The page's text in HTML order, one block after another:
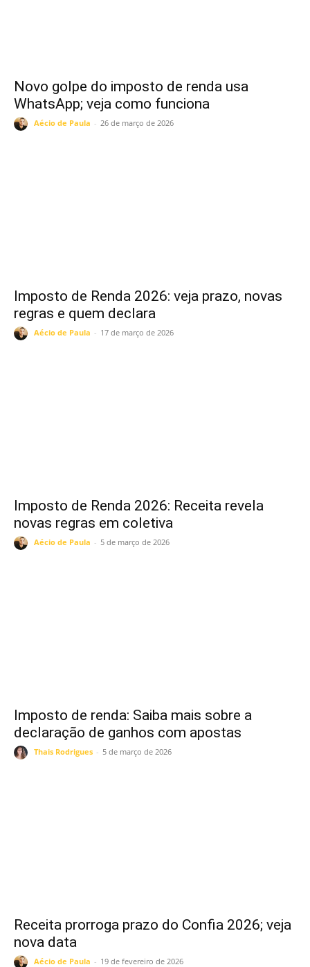
Novo golpe do imposto de renda usa
WhatsApp; veja como funciona
Aécio de Paula - 26 de março de 2026
Imposto de Renda 2026: veja prazo, novas
regras e quem declara
Aécio de Paula - 17 de março de 2026
Imposto de Renda 2026: Receita revela
novas regras em coletiva
Aécio de Paula - 5 de março de 2026
Imposto de renda: Saiba mais sobre a
declaração de ganhos com apostas
Thais Rodrigues - 5 de março de 2026
Receita prorroga prazo do Confia 2026; veja
nova data
Aécio de Paula - 19 de fevereiro de 2026